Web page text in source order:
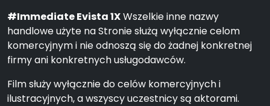
#Immediate Evista 1XWszelkie inne nazwy
handlowe użyte na Stronie służą wyłącznie celom
komercyjnym i nie odnoszą się do żadnej konkretnej
firmy ani konkretnych usługodawców.
Film służy wyłącznie do celów komercyjnych i
ilustracyjnych, a wszyscy uczestnicy są aktorami.